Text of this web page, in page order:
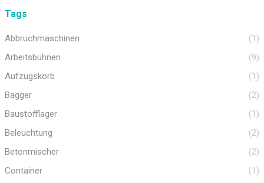
Tags
Abbruchmaschinen
(1)
Arbeitsbühnen
(9)
Aufzugskorb
(1)
Bagger
(2)
Baustofflager
(1)
Beleuchtung
(2)
Betonmischer
(2)
Container
(1)